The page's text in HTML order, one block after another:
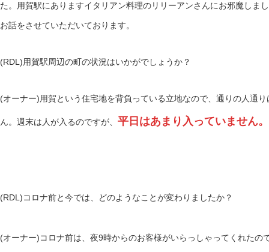
た。用賀駅にありますイタリアン料理のリリーアンさんにお邪魔しま
お話をさせていただいております。
(RDL)用賀駅周辺の町の状況はいかがでしょうか？
(オーナー)用賀という住宅地を背負っている立地なので、通りの人通
ん。週末は人が入るのですが、 平日はあまり入っていません。
(RDL)コロナ前と今では、どのようなことが変わりましたか？
(オーナー)コロナ前は、夜9時からのお客様がいらっしゃってくれたの